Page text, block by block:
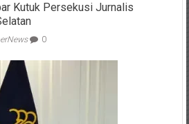
Kutuk Persekusi Jurnalis
0